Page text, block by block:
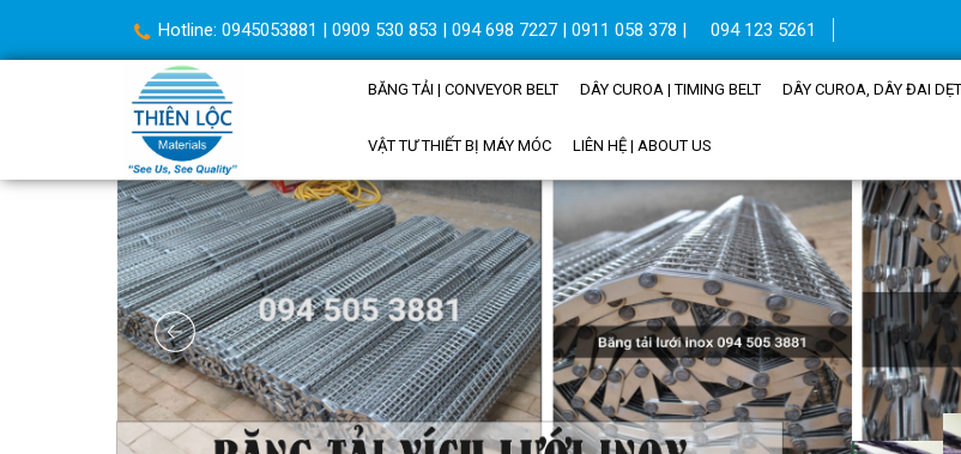
Hotline: 0945053881 | 0909 530 853 | 094 698 7227 | 0911 058 378 | 094 123 5261
BĂNG TẢI | CONVEYOR BELT DÂY CUROA | TIMING BELT DÂY CUROA, DÂY ĐAI DẸT
VẬT TƯ THIẾT BỊ MÁY MÓC LIÊN HỆ | ABOUT US